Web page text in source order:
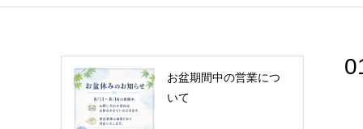
お盆期間中の営業につ
いて